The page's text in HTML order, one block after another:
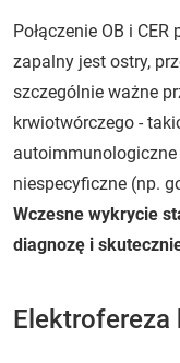
Połączenie OB i
zapalny jest ostry,
szczególnie ważne
krwiotwórczego -
niespecyficzne (np.
Wczesne wykrycie
diagnozę i
Elektrofereza